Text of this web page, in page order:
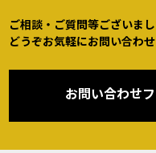
ご相談・ご質問等ございまし
どうぞお気軽にお問い合わせ
お問い合わせ